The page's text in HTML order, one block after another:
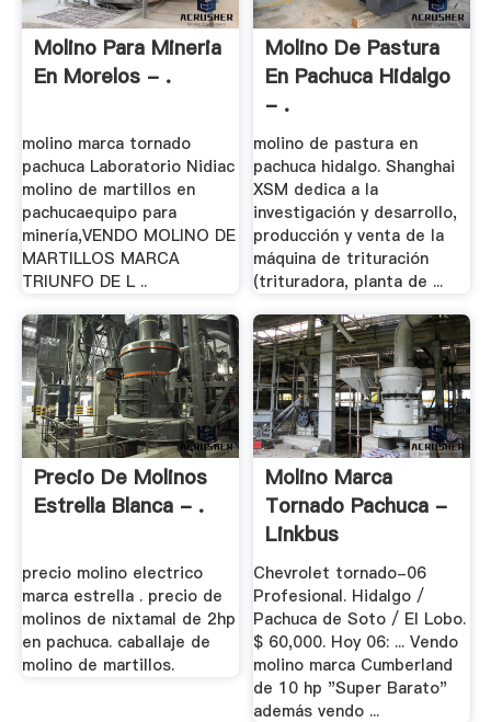
Molino Para Mineria
En Morelos - .
molino marca tornado
pachuca Laboratorio Nidiac
molino de martillos en
pachucaequipo para
minería,VENDO MOLINO DE
MARTILLOS MARCA
TRIUNFO DE L ..
Molino De Pastura
En Pachuca Hidalgo
- .
molino de pastura en
pachuca hidalgo. Shanghai
XSM dedica a la
investigación y desarrollo,
producción y venta de la
máquina de trituración
(trituradora, planta de ...
Precio De Molinos
Estrella Blanca - .
precio molino electrico
marca estrella . precio de
molinos de nixtamal de 2hp
en pachuca. caballaje de
molino de martillos.
Molino Marca
Tornado Pachuca -
Linkbus
Chevrolet tornado-06
Profesional. Hidalgo /
Pachuca de Soto / El Lobo.
$ 60,000. Hoy 06: ... Vendo
molino marca Cumberland
de 10 hp "Super Barato"
además vendo ...